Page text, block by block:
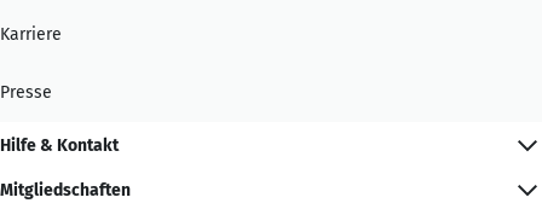
Karriere
Presse
Hilfe & Kontakt
Mitgliedschaften